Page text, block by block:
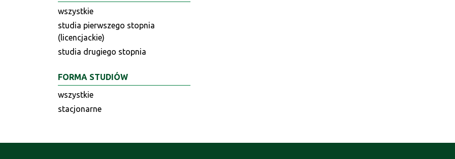
wszystkie
studia pierwszego stopnia
(licencjackie)
studia drugiego stopnia
FORMA STUDIÓW
wszystkie
stacjonarne